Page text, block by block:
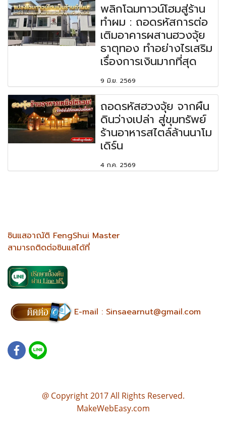
พลิกโฉมทาวน์โฮมสู่ร้าน
ทำผม : ถอดรหัสการต่อ
เติมอาคารผสานฮวงจุ้ย
ธาตุทอง ทำอย่างไรเสริม
เรื่องการเงินมากที่สุด
9 มิ.ย. 2569
ถอดรหัสฮวงจุ้ย จากผืน
ดินว่างเปล่า สู่ขุมทรัพย์
ร้านอาหารสไตล์ล้านนาโม
เดิร์น
4 ก.ค. 2569
ซินแสอาณัติ FengShui Master
สามารถติดต่อซินแสได้ที่
E-mail : Sinsaearnut@gmail.com
@ Copyright 2017 All Rights Reserved.
MakeWebEasy.com